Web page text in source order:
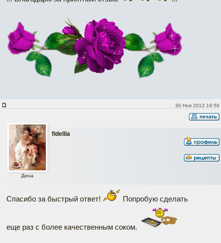
30 Ноя 2013 19:56
fidellia
Дина
Спасибо за быстрый ответ! Попробую сделать
еще раз с более качественным соком.